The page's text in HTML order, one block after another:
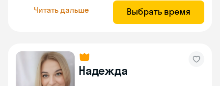
Читать дальше Выбрать время
Надежда